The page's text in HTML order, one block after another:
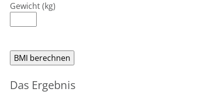
Gewicht (kg)
Das Ergebnis